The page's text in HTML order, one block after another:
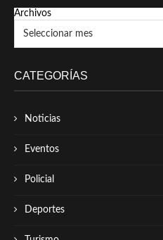
Archivos
CATEGORÍAS
Noticias
Eventos
Policial
Deportes